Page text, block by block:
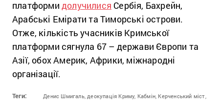
платформи долучилися Сербія, Бахрейн,
Арабські Емірати та Тиморські острови.
Отже, кількість учасників Кримської
платформи сягнула 67 – держави Європи та
Азії, обох Америк, Африки, міжнародні
організації.
Теги: Денис Шмигаль, деокупація Криму, Кабмін, Керченський міст,